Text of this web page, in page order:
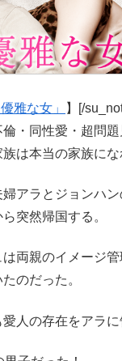
雅な女」
】[/
倫・同性愛・超問
は本当の家族にな
アラとジョンハ
突然帰国する。
両親のイメージ
のだった。
人の存在をアラに